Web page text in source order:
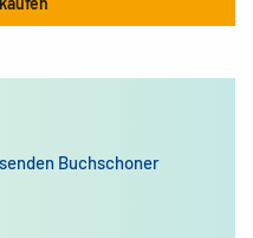
Buchschoner